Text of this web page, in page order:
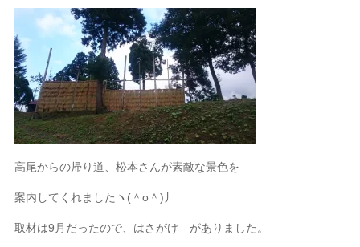
高尾からの帰り道、松本さんが素敵な景色を
案内してくれましたヽ(＾o＾)丿
取材は9月だったので、はさがけ がありました。